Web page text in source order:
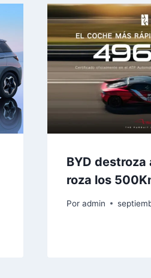
BYD
roza los
Por admin